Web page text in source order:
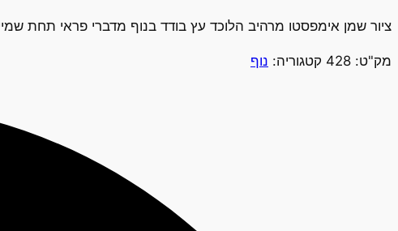
ציור שמן אימפסטו מרהיב הלוכד עץ בודד בנוף מדברי פראי תחת
מק"ט: 428 קטגוריה: נוף